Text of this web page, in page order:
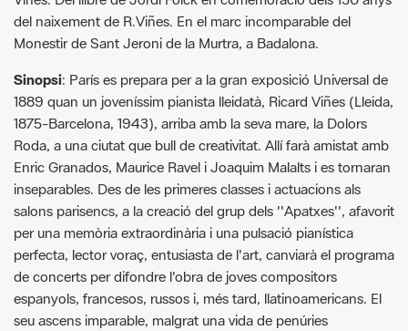
Sinopsi
: París es prepara per a la gran exposició Universal de
1889 quan un joveníssim pianista lleidatà, Ricard Viñes (Lleida,
Roda, a una ciutat que bull de creativitat. Allí farà amistat amb
Enric Granados, Maurice Ravel i Joaquim Malalts i es tornaran
inseparables. Des de les primeres classes i actuacions als
salons parisencs, a la creació del grup dels ''Apatxes'', afavorit
per una memòria extraordinària i una pulsació pianística
perfecta, lector voraç, entusiasta de l'art, canviarà el programa
de concerts per difondre l'obra de joves compositors
espanyols, francesos, russos i, més tard, llatinoamericans. El
seu ascens imparable, malgrat una vida de penúries
econòmiques, atiades per la seva afició al joc, i la seva amistat
amb Pablo Picasso, Colette, Claude Debussy, Erik Satie,
Manuel de Falla, entre molts altres, li permetran escriure una